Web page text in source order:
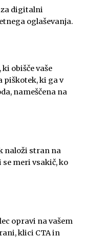
za digitalni
oglaševanja.
obišče vaše
piškotek, ki ga v
nameščena na
naloži stran na
meri vsakič, ko
opravi na vašem
klici CTA in